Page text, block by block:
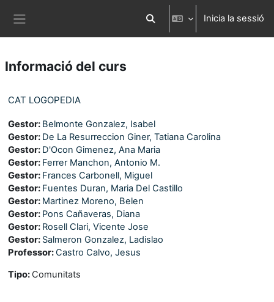
Commuta l'entrada de la cerca
Inicia la sessió
Informació del curs
CAT LOGOPEDIA
Gestor: Belmonte Gonzalez, Isabel
Gestor: De La Resurreccion Giner, Tatiana Carolina
Gestor: D'Ocon Gimenez, Ana Maria
Gestor: Ferrer Manchon, Antonio M.
Gestor: Frances Carbonell, Miguel
Gestor: Fuentes Duran, Maria Del Castillo
Gestor: Martinez Moreno, Belen
Gestor: Pons Cañaveras, Diana
Gestor: Rosell Clari, Vicente Jose
Gestor: Salmeron Gonzalez, Ladislao
Professor:Castro Calvo, Jesus
Tipo: Comunitats